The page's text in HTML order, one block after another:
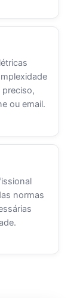
preciso,
ou email.
normas